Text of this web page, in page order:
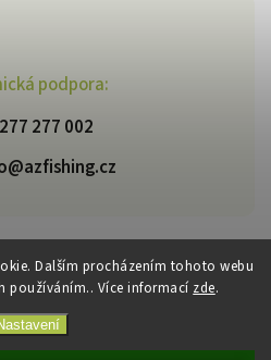
Dalším procházením tohoto webu
používáním.. Více informací zde.
podpora:
277 277 002
. Všechna práva vyhrazena.
| Design